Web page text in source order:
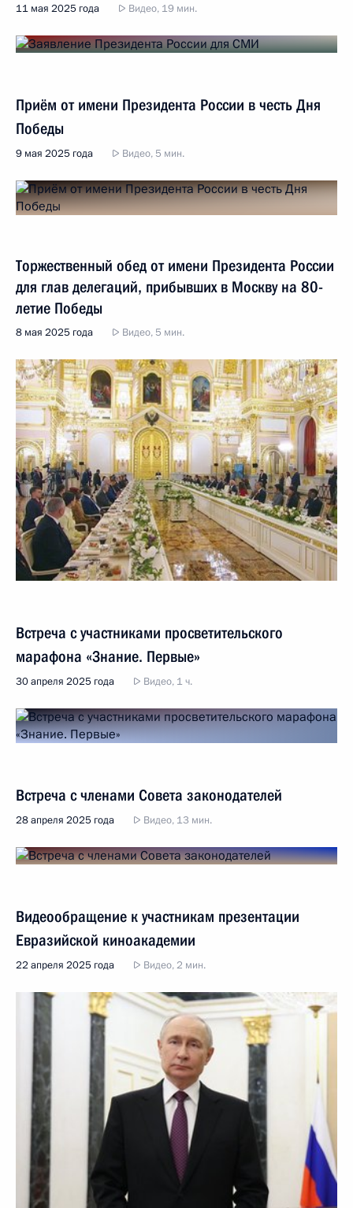
11 мая 2025 года Видео, 19 мин.
Приём от имени Президента России в честь Дня
Победы
9 мая 2025 года Видео, 5 мин.
Торжественный обед от имени Президента России
для глав делегаций, прибывших в Москву на 80-
летие Победы
8 мая 2025 года Видео, 5 мин.
Встреча с участниками просветительского
марафона «Знание. Первые»
30 апреля 2025 года Видео, 1 ч.
Встреча с членами Совета законодателей
28 апреля 2025 года Видео, 13 мин.
Видеообращение к участникам презентации
Евразийской киноакадемии
22 апреля 2025 года Видео, 2 мин.